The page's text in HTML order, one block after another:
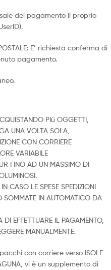
del pagamento il proprio
E’ richiesta conferma di
pagamento.
PIù OGGETTI,
UNA VOLTA SOLA,
CON CORRIERE
VARIABILE
FINO AD UN MASSIMO DI
CASO LE SPESE SPEDIZIONI
SOMMATE IN AUTOMATICO DA
EFFETTUARE IL PAGAMENTO,
MANUALMENTE.
con corriere verso ISOLE
vi è un supplemento di